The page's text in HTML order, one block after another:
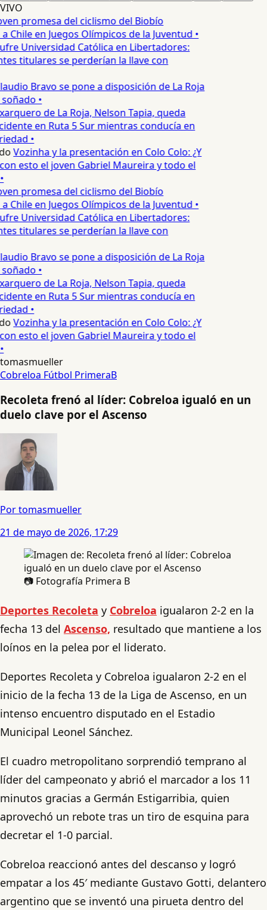
VIVO
promesa del ciclismo del Biobío
Chile en Juegos Olímpicos de la Juventud •
Universidad Católica en Libertadores:
titulares se perderían la llave con
Bravo se pone a disposición de La Roja
•
de La Roja, Nelson Tapia, queda
en Ruta 5 Sur mientras conducía en
•
Vozinha y la presentación en Colo Colo: ¿Y
esto el joven Gabriel Maureira y todo el
promesa del ciclismo del Biobío
Chile en Juegos Olímpicos de la Juventud •
Universidad Católica en Libertadores:
titulares se perderían la llave con
Bravo se pone a disposición de La Roja
•
de La Roja, Nelson Tapia, queda
en Ruta 5 Sur mientras conducía en
•
Vozinha y la presentación en Colo Colo: ¿Y
esto el joven Gabriel Maureira y todo el
tomasmueller
Cobreloa Fútbol PrimeraB
Recoleta frenó al líder: Cobreloa igualó en un
duelo clave por el Ascenso
Por tomasmueller
21 de mayo de 2026, 17:29
📷 Fotografía Primera B
Deportes Recoleta y Cobreloa igualaron 2-2 en la
fecha 13 del Ascenso, resultado que mantiene a los
loínos en la pelea por el liderato.
Deportes Recoleta y Cobreloa igualaron 2-2 en el
inicio de la fecha 13 de la Liga de Ascenso, en un
intenso encuentro disputado en el Estadio
Municipal Leonel Sánchez.
El cuadro metropolitano sorprendió temprano al
líder del campeonato y abrió el marcador a los 11
minutos gracias a Germán Estigarribia, quien
aprovechó un rebote tras un tiro de esquina para
decretar el 1-0 parcial.
Cobreloa reaccionó antes del descanso y logró
empatar a los 45′ mediante Gustavo Gotti, delantero
argentino que se inventó una pirueta dentro del